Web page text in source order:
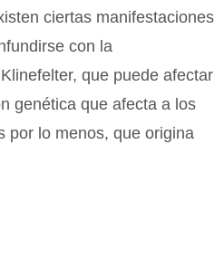
ciertas manifestaciones
con la
que puede afectar
genética que afecta a los
por lo menos, que origina